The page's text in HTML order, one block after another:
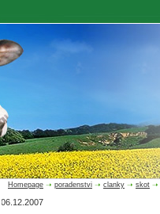
Homepage ➝ poradenstvi ➝ clanky ➝ skot ➝
06.12.2007